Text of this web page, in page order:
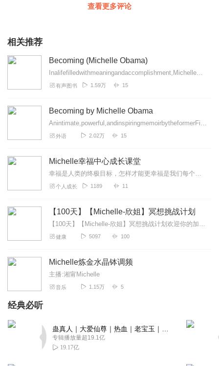
非常高兴能听到这么多优秀人的讲话，谢谢主播。ヾ(❀╹◡╹)
四面八方9
谢谢分享，节目很不错😄
黄浦滩外
好专辑 支持👍赞👍
Lucy菜
查看更多评论
相关推荐
Becoming (Michelle Obama)
Inalifefilledwithmeaningandaccomplishment,MichelleObamahasemergedas...
有声图书 1.59万 15
Becoming by Michelle Obama
Anintimate,powerful,andinspiringmemoirbytheformerFirstLadyoftheUnit...
外语 2.02万 15
Michelle幸福中心成长课堂
幸福是人类的终极目标，怎样才能更幸福是我们每个人都应该学习的能力，怎样帮助我们的孩子成长为一个能够生活得幸福的人也是每个家长希望做到的事。幸福是有方法的。主播M...
个人成长 1189 11
【100天】【Michelle-欣姐】冥想挑战计划
【100天】【Michelle-欣姐】冥想挑战计划欢迎你的加入！亲爱的伙伴，今天是你参加【100天】冥想挑战计划的第61天建议全程戴上耳机将手机调制静音状态将这...
健康 5097 100
Michelle炼金水晶钵调频
主播:湘甯Michelle
音乐 1.15万 5
经典必听
专辑播放量超19.1亿
19.17亿